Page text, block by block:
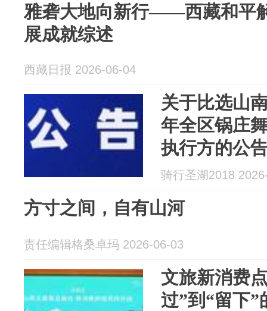
雅砻大地向新行——西藏和平
展成就综述
西藏日报 2026-06-04
关于比选山
年全区锅庄
执行方的公
骑行圣湖2018
方寸之间，自有山河
责任编辑格桑卓玛 2026-06-03
文旅新消费
过”到“留下”